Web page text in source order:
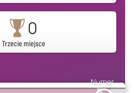
0
Trzecie miejsce
Numer